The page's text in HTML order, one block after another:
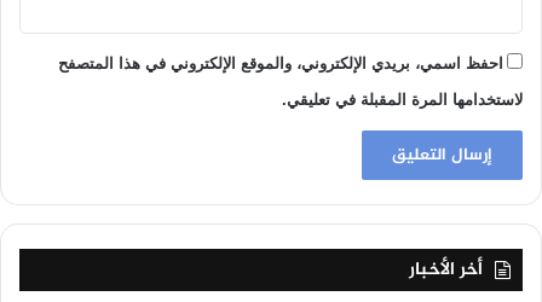
احفظ اسمي، بريدي الإلكتروني، والموقع الإلكتروني في هذا المتصفح
لاستخدامها المرة المقبلة في تعليقي.
أخر الأخبار